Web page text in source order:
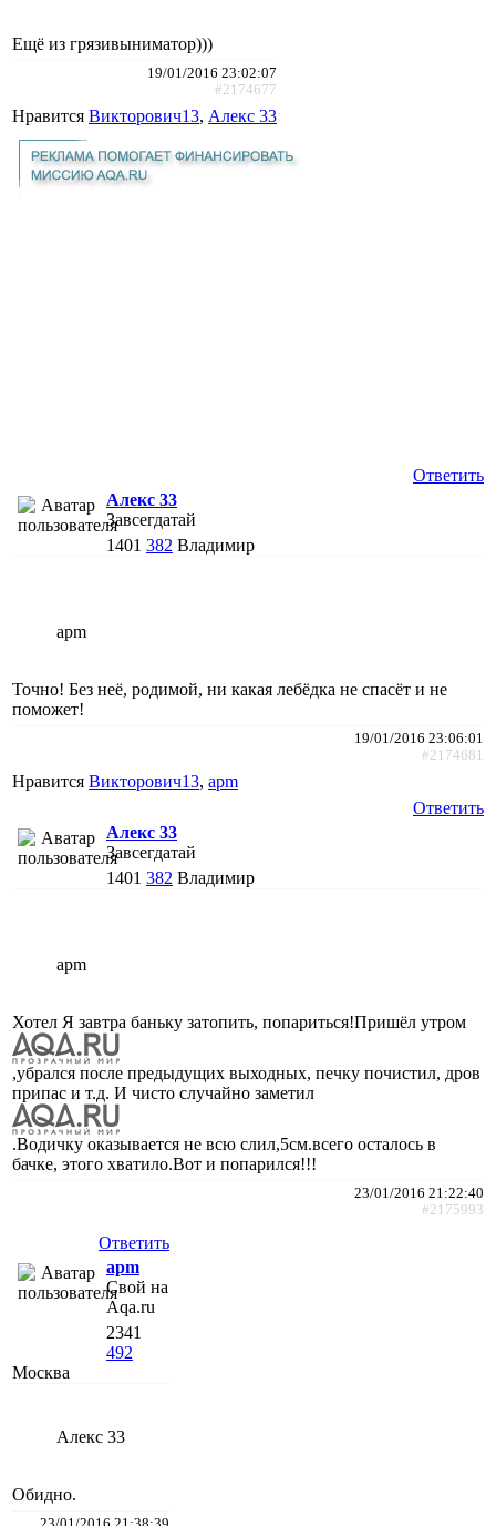
Ещё из грязивыниматор)))
19/01/2016 23:02:07
#2174677
Нравится Викторович13, Алекс 33
Ответить
Алекс 33
Завсегдатай
1401 382 Владимир
apm
Точно! Без неё, родимой, ни какая лебёдка не спасёт и не
поможет!
19/01/2016 23:06:01
#2174681
Нравится Викторович13, apm
Ответить
Алекс 33
Завсегдатай
1401 382 Владимир
apm
Хотел Я завтра баньку затопить, попариться!Пришёл утром
,убрался после предыдущих выходных, печку почистил, дров
припас и т.д. И чисто случайно заметил
.Водичку оказывается не всю слил,5см.всего осталось в
бачке, этого хватило.Вот и попарился!!!
23/01/2016 21:22:40
#2175993
Ответить
apm
Свой на
Aqa.ru
2341
492
Москва
Алекс 33
Обидно.